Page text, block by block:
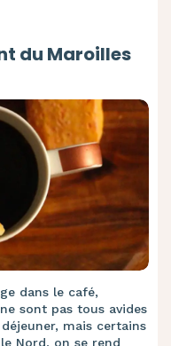
du Maroilles
dans le café,
sont pas tous avides
mais certains
Nord, on se rend